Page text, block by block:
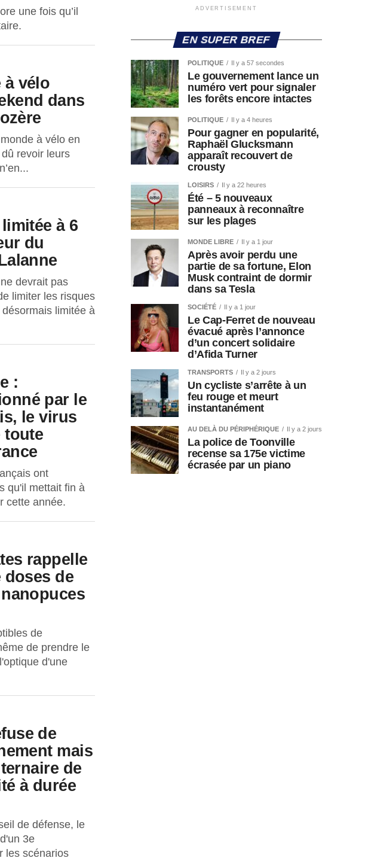
une fois qu’il
vélo
dans
à vélo en
revoir leurs
à 6
du
devrait pas
limiter les risques
limitée à
:
par le
le virus
toute
ont
qu'il mettait fin à
cette année.
rappelle
doses de
de
de prendre le
d'une
de
mais
de
à durée
de défense, le
3e
les scénarios
ADVERTISEMENT
EN SUPER BREF
POLITIQUE Il y a 57 secondes
Le gouvernement lance un
numéro vert pour signaler
les forêts encore intactes
POLITIQUE Il y a 4 heures
Pour gagner en popularité,
Raphaël Glucksmann
apparaît recouvert de
crousty
LOISIRS Il y a 22 heures
Été – 5 nouveaux
panneaux à reconnaître
sur les plages
MONDE LIBRE Il y a 1 jour
Après avoir perdu une
partie de sa fortune, Elon
Musk contraint de dormir
dans sa Tesla
SOCIÉTÉ Il y a 1 jour
Le Cap-Ferret de nouveau
évacué après l’annonce
d’un concert solidaire
d’Afida Turner
TRANSPORTS Il y a 2 jours
Un cycliste s’arrête à un
feu rouge et meurt
instantanément
AU DELÀ DU PÉRIPHÉRIQUE Il y a 2 jours
La police de Toonville
recense sa 175e victime
écrasée par un piano